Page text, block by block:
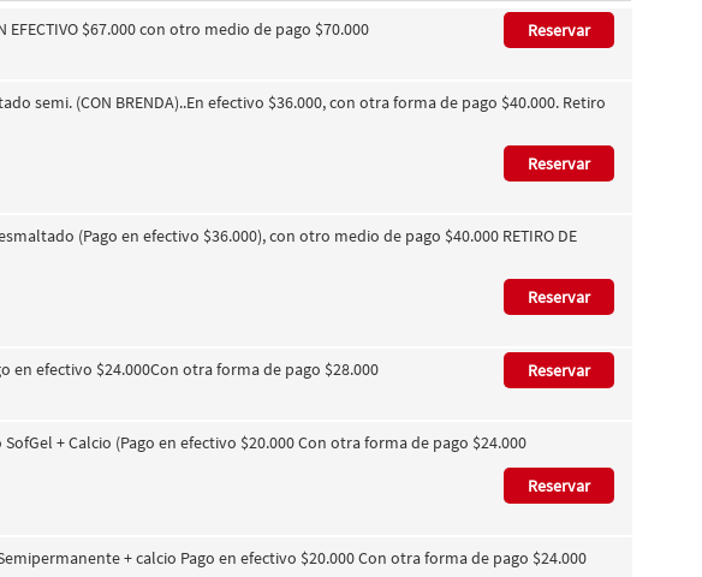
EFECTIVO $67.000 con otro medio de pago $70.000
Reservar
semi. (CON BRENDA)..En efectivo $36.000, con otra forma de pago $40.000. Retiro
Reservar
(Pago en efectivo $36.000), con otro medio de pago $40.000 RETIRO DE
Reservar
en efectivo $24.000Con otra forma de pago $28.000 Reservar
+ Calcio (Pago en efectivo $20.000 Con otra forma de pago $24.000
Reservar
+ calcio Pago en efectivo $20.000 Con otra forma de pago $24.000